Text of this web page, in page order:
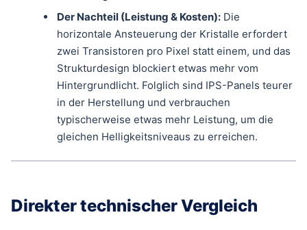
Der Nachteil (Leistung & Kosten): Die
horizontale Ansteuerung der Kristalle erfordert
zwei Transistoren pro Pixel statt einem, und das
Strukturdesign blockiert etwas mehr vom
Hintergrundlicht. Folglich sind IPS-Panels teurer
in der Herstellung und verbrauchen
typischerweise etwas mehr Leistung, um die
gleichen Helligkeitsniveaus zu erreichen.
Direkter technischer Vergleich